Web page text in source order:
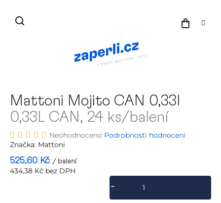
obsah
Mattoni Mojito CAN 0,33l
0,33L CAN, 24 ks/balení
Průměrné
hodnocení
je
0,0
Neohodnoceno Podrobnosti hodnocení
Značka: Mattoni
525,60 Kč / balení
434,38 Kč bez DPH